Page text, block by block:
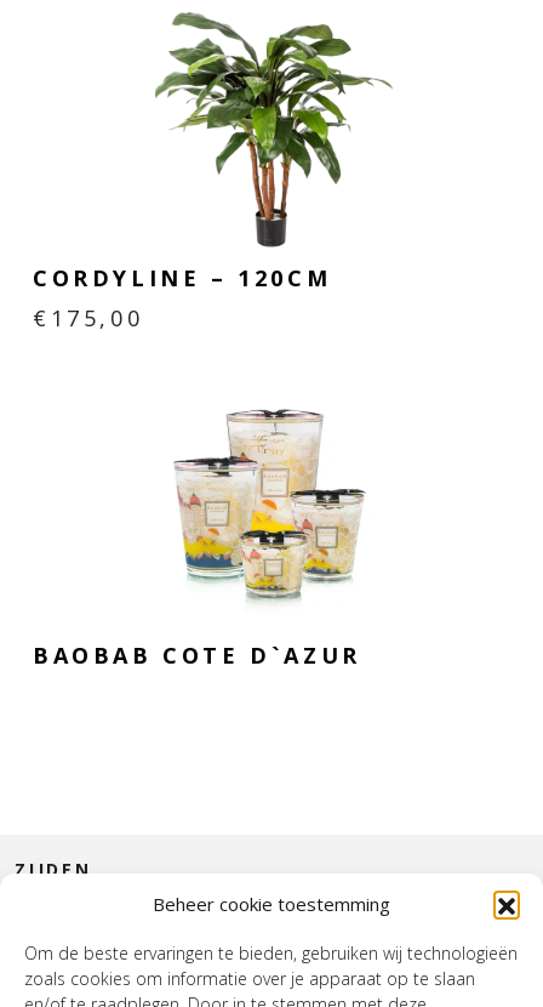
Beheer cookie toestemming
Om de beste ervaringen te bieden, gebruiken wij technologieën
zoals cookies om informatie over je apparaat op te slaan
CORDYLINE – 120CM
€ 175,00
BAOBAB COTE D`AZUR
ZIJDEN
INTERIEUR